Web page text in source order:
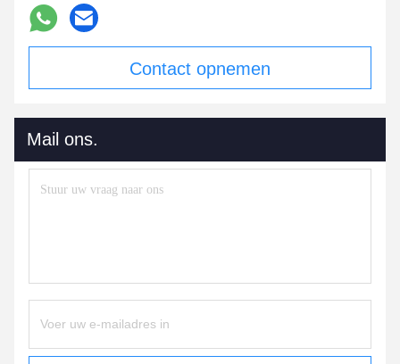
Contact opnemen
Mail ons.